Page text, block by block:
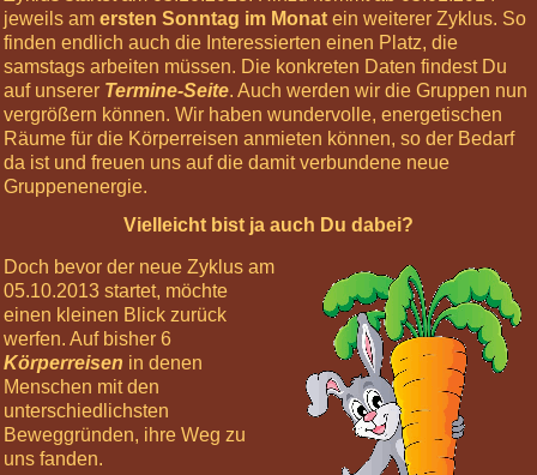
jeweils am ersten Sonntag im Monat ein weiterer Zyklus. So
finden endlich auch die Interessierten einen Platz, die
samstags arbeiten müssen. Die konkreten Daten findest Du
auf unserer Termine-Seite. Auch werden wir die Gruppen nun
vergrößern können. Wir haben wundervolle, energetischen
Räume für die Körperreisen anmieten können, so der Bedarf
da ist und freuen uns auf die damit verbundene neue
Gruppenenergie.
Vielleicht bist ja auch Du dabei?
Doch bevor der neue Zyklus am
05.10.2013 startet, möchte
einen kleinen Blick zurück
werfen. Auf bisher 6
Körperreisen in denen
Menschen mit den
unterschiedlichsten
Beweggründen, ihre Weg zu
uns fanden.
Informiere
mich »
Highlights
12
Oct
2024
10:00
Basis-
Körperreise:
Die
Chakren
Tantra
Leben
Gästebuch
Login